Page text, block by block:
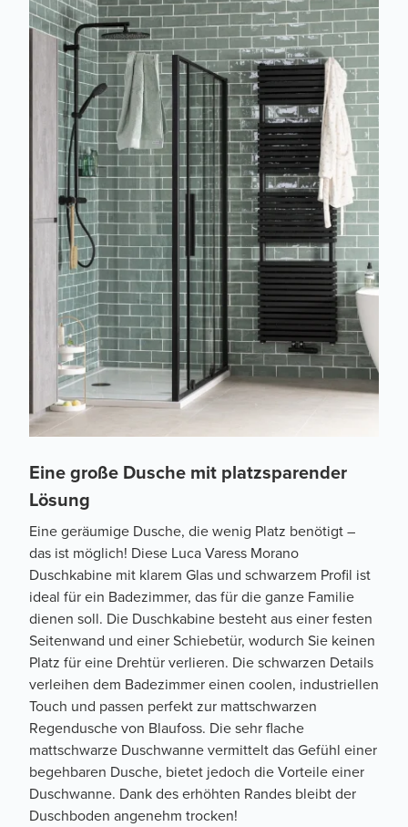
Eine große Dusche mit platzsparender
Lösung
Eine geräumige Dusche, die wenig Platz benötigt –
das ist möglich! Diese Luca Varess Morano
Duschkabine mit klarem Glas und schwarzem Profil ist
ideal für ein Badezimmer, das für die ganze Familie
dienen soll. Die Duschkabine besteht aus einer festen
Seitenwand und einer Schiebetür, wodurch Sie keinen
Platz für eine Drehtür verlieren. Die schwarzen Details
verleihen dem Badezimmer einen coolen, industriellen
Touch und passen perfekt zur mattschwarzen
Regendusche von Blaufoss. Die sehr flache
mattschwarze Duschwanne vermittelt das Gefühl einer
begehbaren Dusche, bietet jedoch die Vorteile einer
Duschwanne. Dank des erhöhten Randes bleibt der
Duschboden angenehm trocken!